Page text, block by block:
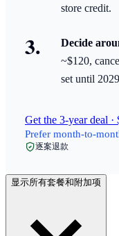
store credit.
Decide
~$120,
set until
Get the 3-year deal ·
Prefer month-to-
逐案退款
显示所有套餐和附加项